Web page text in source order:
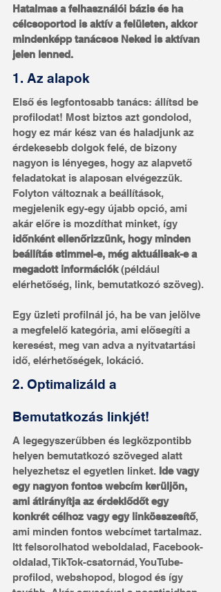
Hatalmas a felhasználói bázis és ha
célcsoportod is aktív a felületen, akkor
mindenképp tanácsos Neked is aktívan
jelen lenned.
1. Az alapok
Első és legfontosabb tanács: állítsd be
profilodat! Most biztos azt gondolod,
hogy ez már kész van és haladjunk az
érdekesebb dolgok felé, de bizony
nagyon is lényeges, hogy az alapvető
feladatokat is alaposan elvégezzük.
Folyton változnak a beállítások,
megjelenik egy-egy újabb opció, ami
akár előre is mozdíthat minket, így
időnként ellenőrizzünk, hogy minden
beállítás stimmel-e, még aktuálisak-e a
megadott információk (például
elérhetőség, link, bemutatkozó szöveg).
Egy üzleti profilnál jó, ha be van jelölve
a megfelelő kategória, ami elősegíti a
keresést, meg van adva a nyitvatartási
idő, elérhetőségek, lokáció.
2. Optimalizáld a
Bemutatkozás linkjét!
A legegyszerűbben és legközpontibb
helyen bemutatkozó szöveged alatt
helyezhetsz el egyetlen linket. Ide vagy
egy nagyon fontos webcím kerüljön,
ami átirányítja az érdeklődőt egy
konkrét célhoz vagy egy linkösszesítő,
ami minden fontos webcímet tartalmaz.
Itt felsorolhatod weboldalad, Facebook-
oldalad, TikTok-csatornád, YouTube-
profilod, webshopod, blogod és így